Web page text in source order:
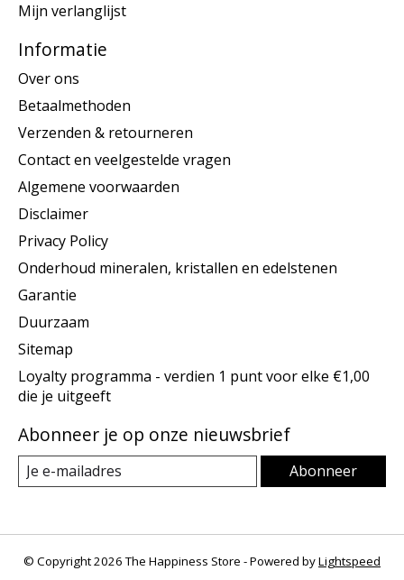
Mijn verlanglijst
Informatie
Over ons
Betaalmethoden
Verzenden & retourneren
Contact en veelgestelde vragen
Algemene voorwaarden
Disclaimer
Privacy Policy
Onderhoud mineralen, kristallen en edelstenen
Garantie
Duurzaam
Sitemap
Loyalty programma - verdien 1 punt voor elke €1,00
die je uitgeeft
Abonneer je op onze nieuwsbrief
Abonneer
© Copyright 2026 The Happiness Store - Powered byLightspeed